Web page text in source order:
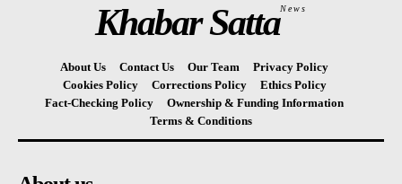
Khabar SattaNews
About Us Contact Us Our Team
Privacy Policy
Cookies Policy
Corrections Policy
Ethics Policy
Fact-Checking Policy
Ownership & Funding Information
Terms & Conditions